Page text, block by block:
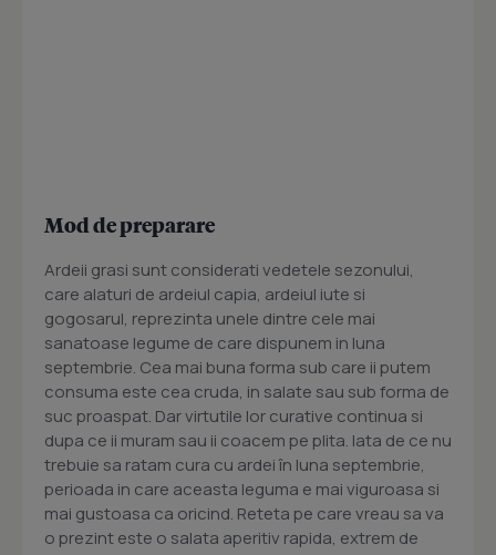
Mod de preparare
Ardeii grasi sunt considerati vedetele sezonului,
care alaturi de ardeiul capia, ardeiul iute si
gogosarul, reprezinta unele dintre cele mai
sanatoase legume de care dispunem in luna
septembrie. Cea mai buna forma sub care ii putem
consuma este cea cruda, in salate sau sub forma de
suc proaspat. Dar virtutile lor curative continua si
dupa ce ii muram sau ii coacem pe plita. Iata de ce nu
trebuie sa ratam cura cu ardei în luna septembrie,
perioada in care aceasta leguma e mai viguroasa si
mai gustoasa ca oricind. Reteta pe care vreau sa va
o prezint este o salata aperitiv rapida, extrem de